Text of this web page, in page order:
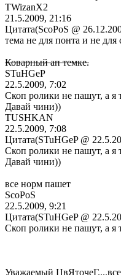
TWizanX2
21.5.2009, 21:16
Цитата(ScoPoS @
тема не для понта и не для
Коварный ап темке.
STuHGeP
22.5.2009, 7:02
Скоп ролики не пашут, а я
Давай чини))
TUSHKAN
22.5.2009, 7:08
Цитата(STuHGeP @
Скоп ролики не пашут, а я
Давай чини))
все норм пашет
ScoPoS
22.5.2009, 9:21
Цитата(STuHGeP @
Скоп ролики не пашут, а я
Уважаемый